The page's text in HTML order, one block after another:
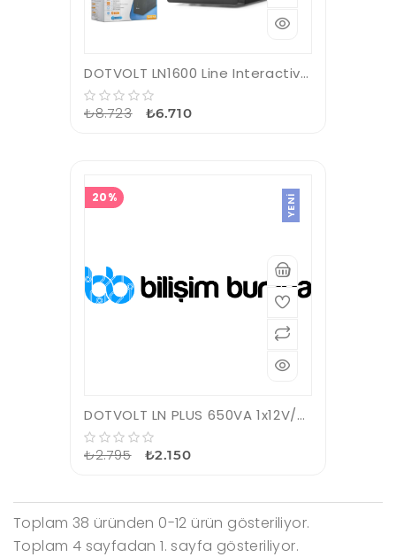
DOTVOLT LN1600 Line Interactive UPS 1600VA 900W AVR 2x12V 9Ah Siyah
₺8.723 ₺6.710
20% YENI
DOTVOLT LN PLUS 650VA 1x12V/7AH LINE INTERACTIVE UPS
₺2.795 ₺2.150
Toplam 38 üründen 0-12 ürün gösteriliyor.
Toplam 4 sayfadan 1. sayfa gösteriliyor.